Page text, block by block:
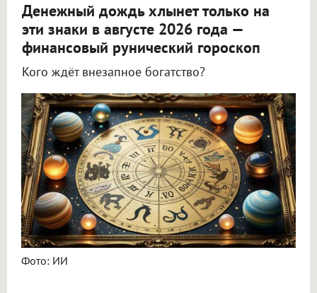
Денежный дождь хлынет только на
эти знаки в августе 2026 года —
финансовый рунический гороскоп
Кого ждёт внезапное богатство?
Фото: ИИ